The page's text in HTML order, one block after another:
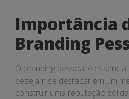
Importância
Branding
O branding pessoal é
desejam se destacar em um
construir uma reputação